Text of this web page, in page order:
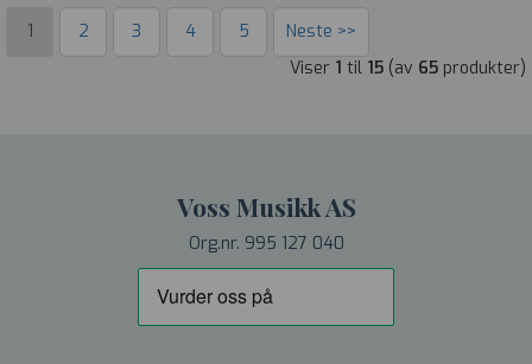
1 2 3 4 5
Neste >>
Viser 1 til 15 (av 65 produkter)
Voss Musikk AS
Org.nr. 995 127 040